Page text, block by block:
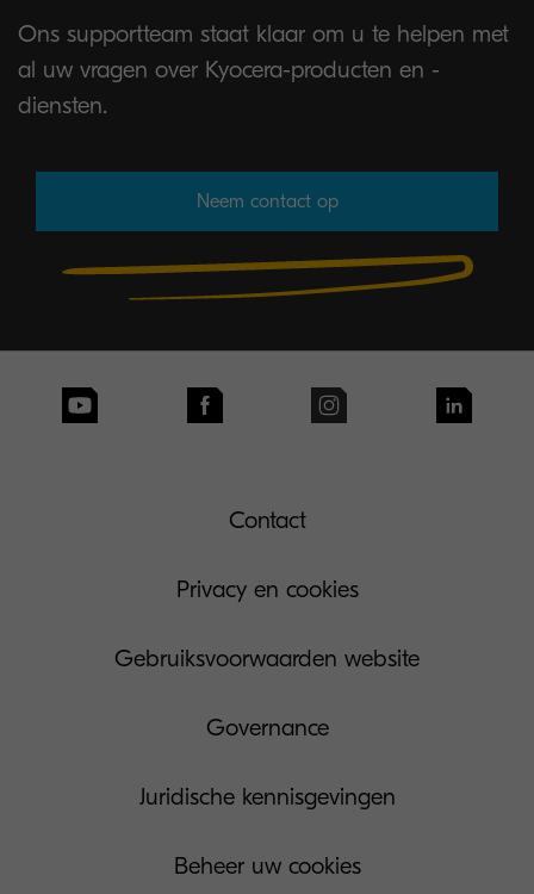
Ons supportteam staat klaar om u te helpen met
al uw vragen over Kyocera-producten en -
diensten.
Neem contact op
Contact
Privacy en cookies
Gebruiksvoorwaarden website
Governance
Juridische kennisgevingen
Beheer uw cookies